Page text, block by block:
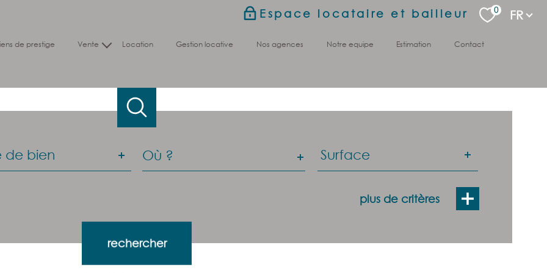
Espace locataire et bailleur 0 FR
de prestige vente
Nos biens vendus
location gestion locative nos agences notre equipe estimation contact
de bien
Surface
plus de critères
rechercher